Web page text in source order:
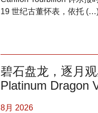
19 世纪古董怀表，依托
碧石盘龙，逐月
Platinum Dragon
8月 2026